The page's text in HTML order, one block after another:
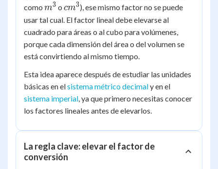
como m^3
m3 o cm^3
cm3), ese mismo factor no se puede
usar tal cual. El factor lineal debe elevarse al
cuadrado para áreas o al cubo para volúmenes,
porque cada dimensión del área o del volumen se
está convirtiendo al mismo tiempo.
Esta idea aparece después de estudiar las unidades
básicas en elsistema métrico decimaly en el
sistema imperial, ya que primero necesitas conocer
los factores lineales antes de elevarlos.
La regla clave: elevar el factor de
conversión